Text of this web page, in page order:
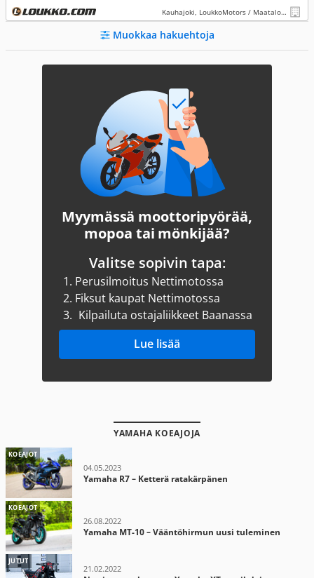
Kauhajoki, LoukkoMotors / Maatalous Kauhajoki
Muokkaa hakuehtoja
Myymässä moottoripyörää,
mopoa tai mönkijää?
Valitse sopivin tapa:
1. Perusilmoitus Nettimotossa
2. Fiksut kaupat Nettimotossa
3. Kilpailuta ostajaliikkeet Baanassa
Lue lisää
YAMAHA KOEAJOJA
KOEAJOT
04.05.2023
Yamaha R7 – Ketterä ratakärpänen
KOEAJOT
26.08.2022
Yamaha MT-10 – Vääntöhirmun uusi tuleminen
JUTUT
21.02.2022